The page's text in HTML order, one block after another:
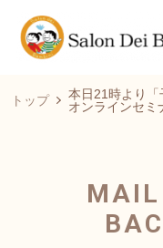
トップ
本日21時より
オンラインセミ